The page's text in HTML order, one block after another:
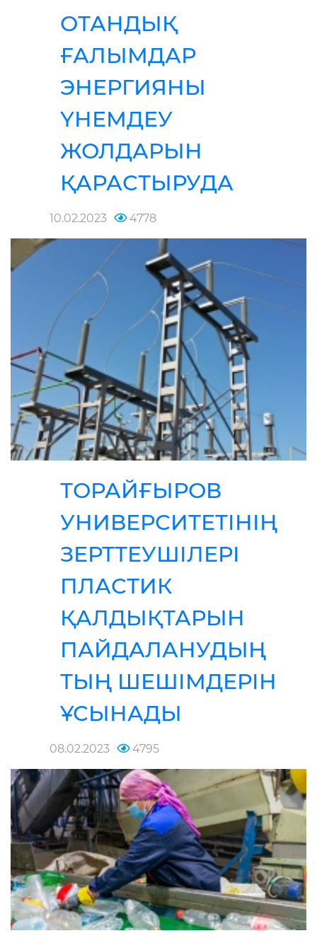
ОТАНДЫҚ
ҒАЛЫМДАР
ЭНЕРГИЯНЫ
ҮНЕМДЕУ
ЖОЛДАРЫН
ҚАРАСТЫРУДА
10.02.2023 4778
ТОРАЙҒЫРОВ
УНИВЕРСИТЕТІНІҢ
ЗЕРТТЕУШІЛЕРІ
ПЛАСТИК
ҚАЛДЫҚТАРЫН
ПАЙДАЛАНУДЫҢ
ТЫҢ ШЕШІМДЕРІН
ҰСЫНАДЫ
08.02.2023 4795